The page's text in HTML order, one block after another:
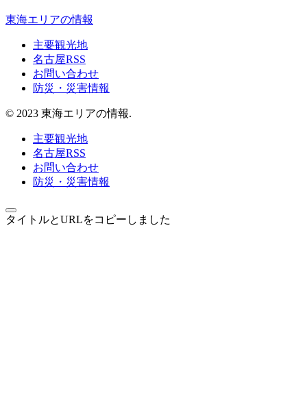
東海エリアの情報
主要観光地
名古屋RSS
お問い合わせ
防災・災害情報
© 2023 東海エリアの情報.
主要観光地
名古屋RSS
お問い合わせ
防災・災害情報
タイトルとURLをコピーしました